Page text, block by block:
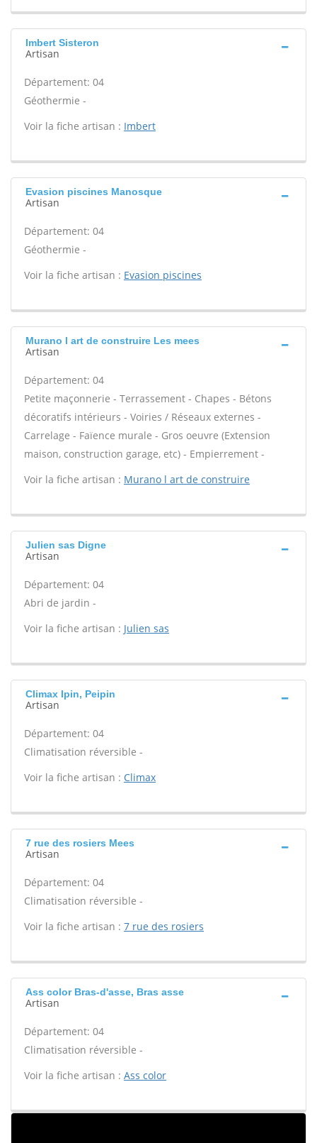
Imbert Sisteron
Artisan
Département: 04
Géothermie -
Voir la fiche artisan : Imbert
Evasion piscines Manosque
Artisan
Département: 04
Géothermie -
Voir la fiche artisan : Evasion piscines
Murano l art de construire Les mees
Artisan
Département: 04
Petite maçonnerie - Terrassement - Chapes - Bétons
décoratifs intérieurs - Voiries / Réseaux externes -
Carrelage - Faïence murale - Gros oeuvre (Extension
maison, construction garage, etc) - Empierrement -
Voir la fiche artisan : Murano l art de construire
Julien sas Digne
Artisan
Département: 04
Abri de jardin -
Voir la fiche artisan : Julien sas
Climax Ipin, Peipin
Artisan
Département: 04
Climatisation réversible -
Voir la fiche artisan : Climax
7 rue des rosiers Mees
Artisan
Département: 04
Climatisation réversible -
Voir la fiche artisan : 7 rue des rosiers
Ass color Bras-d'asse, Bras asse
Artisan
Département: 04
Climatisation réversible -
Voir la fiche artisan : Ass color